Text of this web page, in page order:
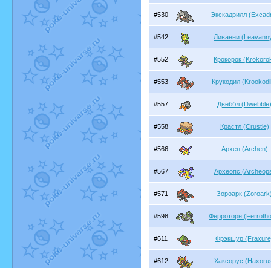
#530 Экскадрилл
#542 Ливанни
#552 Крокорок
#553 Крукодил
#557 Двеббл (Dwebble)
#558 Крастл (Crustle)
#566 Архен (Archen)
#567 Археопс
#571 Зороарк
#598 Ферроторн
#611 Фрэкшур
#612 Хаксорус